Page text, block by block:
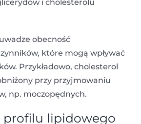
i cholesterolu
obecność
które mogą wpływać
Przykładowo, cholesterol
przy przyjmowaniu
np. moczopędnych.
profilu lipidowego